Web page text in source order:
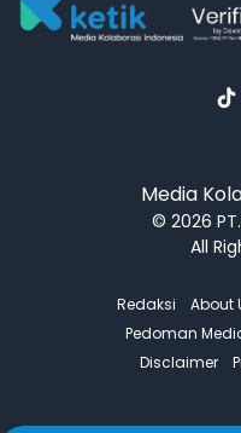
Media
© 2026
All
Redaksi About
Pedoman
Disclaimer